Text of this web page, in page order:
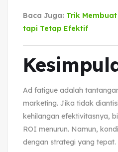
Baca Juga: Trik
tapi Tetap Efektif
Ad fatigue adalah
marketing. Jika tidak
kehilangan efektivitasnya,
ROI menurun. Namun,
dengan strategi yang tepat.